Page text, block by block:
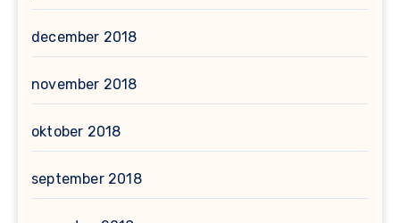
december 2018
november 2018
oktober 2018
september 2018